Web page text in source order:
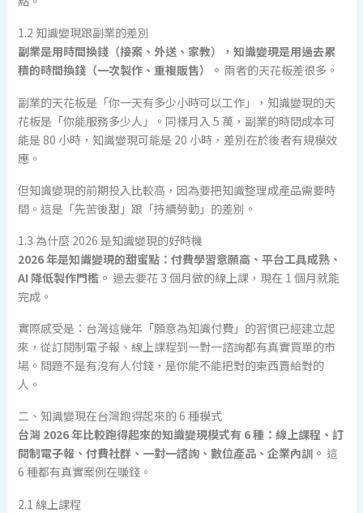
1.2 知識變現跟副業的差別
副業是用時間換錢（接案、外送、家教），知識變現是用過去累
積的時間換錢（一次製作、重複販售）。 兩者的天花板差很多。
副業的天花板是「你一天有多少小時可以工作」，知識變現的天
花板是「你能服務多少人」。同樣月入 5 萬，副業的時間成本可
能是 80 小時，知識變現可能是 20 小時，差別在於後者有規模效
應。
但知識變現的前期投入比較高，因為要把知識整理成產品需要時
間。這是「先苦後甜」跟「持續勞動」的差別。
1.3 為什麼 2026 是知識變現的好時機
2026 年是知識變現的甜蜜點：付費學習意願高、平台工具成熟、
AI 降低製作門檻。 過去要花 3 個月做的線上課，現在 1 個月就能
完成。
實際感受是：台灣這幾年「願意為知識付費」的習慣已經建立起
來，從訂閱制電子報、線上課程到一對一諮詢都有真實買單的市
場。問題不是有沒有人付錢，是你能不能把對的東西賣給對的
人。
二、知識變現在台灣跑得起來的 6 種模式
台灣 2026 年比較跑得起來的知識變現模式有 6 種：線上課程、訂
閱制電子報、付費社群、一對一諮詢、數位產品、企業內訓。 這
6 種都有真實案例在賺錢。
2.1 線上課程